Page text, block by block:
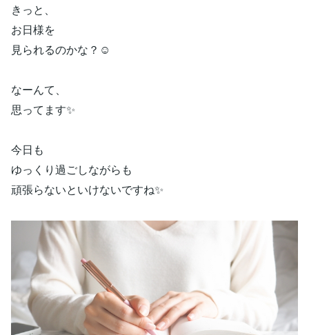
きっと、
お日様を
見られるのかな？☺️
なーんて、
思ってます✨
今日も
ゆっくり過ごしながらも
頑張らないといけないですね✨